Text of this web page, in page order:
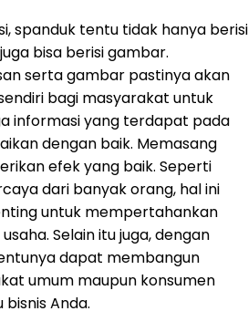
spanduk tentu tidak hanya berisi
bisa berisi gambar.
serta gambar pastinya akan
bagi masyarakat untuk
informasi yang terdapat pada
dengan baik. Memasang
efek yang baik. Seperti
dari banyak orang, hal ini
untuk mempertahankan
Selain itu juga, dengan
dapat membangun
umum maupun konsumen
Anda.